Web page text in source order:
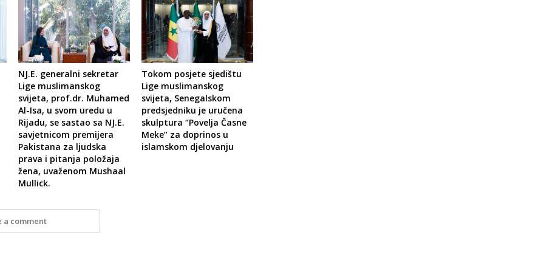
NJ.E. generalni sekretar
Lige muslimanskog
svijeta, prof.dr. Muhamed
Al-Isa, u svom uredu u
Rijadu, se sastao sa NJ.E.
savjetnicom premijera
Pakistana za ljudska
prava i pitanja položaja
žena, uvaženom Mushaal
Mullick.
Tokom posjete sjedištu
Lige muslimanskog
svijeta, Senegalskom
predsjedniku je uručena
skulptura “Povelja Časne
Meke” za doprinos u
islamskom djelovanju
a comment